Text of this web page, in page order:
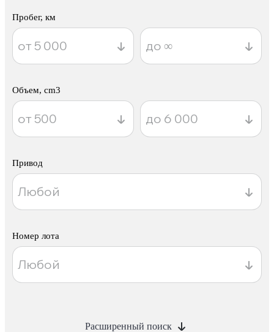
Пробег, км
Объем, cm3
Привод
Номер лота
Расширенный поиск